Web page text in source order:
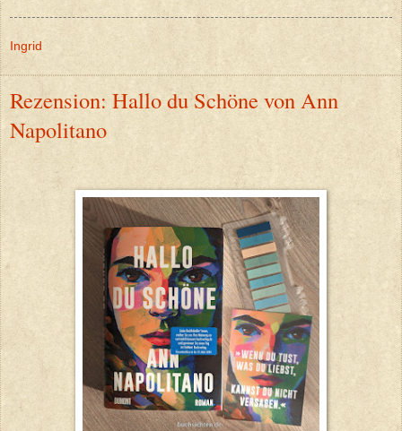
Ingrid
Rezension: Hallo du Schöne von Ann
Napolitano